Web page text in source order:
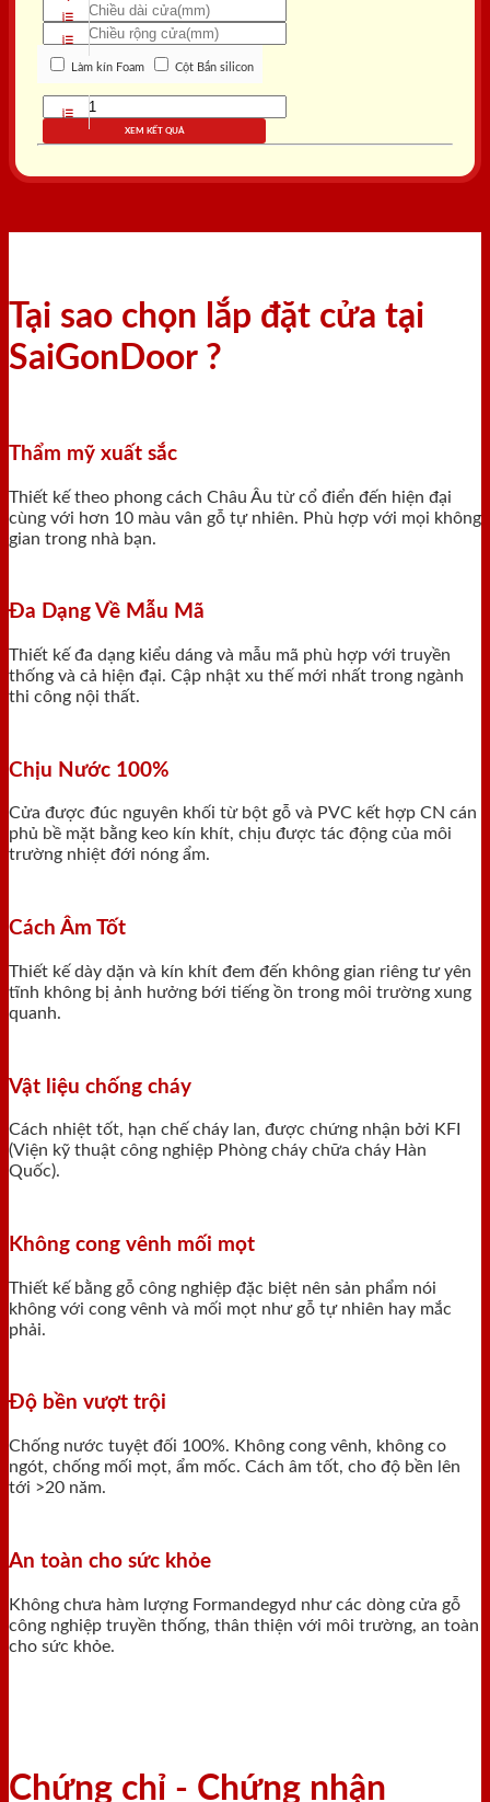
Làm kín Foam Cột Bắn silicon
XEM KẾT QUẢ
Tại sao chọn lắp đặt cửa tại
SaiGonDoor ?
Thẩm mỹ xuất sắc
Thiết kế theo phong cách Châu Âu từ cổ điển đến hiện đại
cùng với hơn 10 màu vân gỗ tự nhiên. Phù hợp với mọi không
gian trong nhà bạn.
Đa Dạng Về Mẫu Mã
Thiết kế đa dạng kiểu dáng và mẫu mã phù hợp với truyền
thống và cả hiện đại. Cập nhật xu thế mới nhất trong ngành
thi công nội thất.
Chịu Nước 100%
Cửa được đúc nguyên khối từ bột gỗ và PVC kết hợp CN cán
phủ bề mặt bằng keo kín khít, chịu được tác động của môi
trường nhiệt đới nóng ẩm.
Cách Âm Tốt
Thiết kế dày dặn và kín khít đem đến không gian riêng tư yên
tĩnh không bị ảnh hưởng bới tiếng ồn trong môi trường xung
quanh.
Vật liệu chống cháy
Cách nhiệt tốt, hạn chế cháy lan, được chứng nhận bởi KFI
(Viện kỹ thuật công nghiệp Phòng cháy chữa cháy Hàn
Quốc).
Không cong vênh mối mọt
Thiết kế bằng gỗ công nghiệp đặc biệt nên sản phẩm nói
không với cong vênh và mối mọt như gỗ tự nhiên hay mắc
phải.
Độ bền vượt trội
Chống nước tuyệt đối 100%. Không cong vênh, không co
ngót, chống mối mọt, ẩm mốc. Cách âm tốt, cho độ bền lên
tới >20 năm.
An toàn cho sức khỏe
Không chưa hàm lượng Formandegyd như các dòng cửa gỗ
công nghiệp truyền thống, thân thiện với môi trường, an toàn
cho sức khỏe.
Chứng chỉ - Chứng nhận